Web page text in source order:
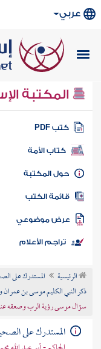
عربي
المكتبة
كتب PDF
كتاب الأمة
المكتبة
الكتب
موضوعي
تراجم الأعلام
الرئيسية المستدرك على
ذكر النبي الكليم موسى بن
سؤال موسى رؤية الرب وصعقه
المستدرك على